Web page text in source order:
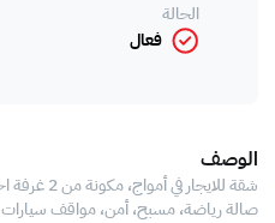
الحالة
فعال
الوصف
صالة رياضة، مسبح، أمن، مواقف سيارات